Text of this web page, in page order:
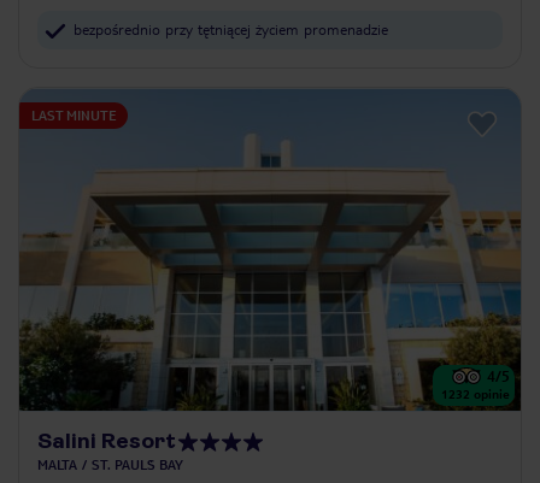
bezpośrednio przy tętniącej życiem promenadzie
LAST MINUTE
4/5
1232 opinie
Salini Resort
MALTA ST. PAUL`S BAY